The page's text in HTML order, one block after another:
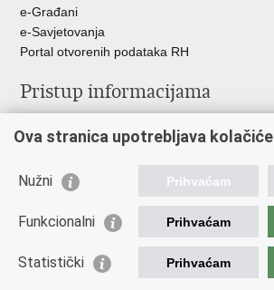
e-Građani
e-Savjetovanja
Portal otvorenih podataka RH
Pristup informacijama
Savjetovanje
Zapošljavanje
Odnosi s javnošću
Važne poveznice
Ova stranica upotrebljava kolačiće
Nužni Prihvaćam
Funkcionalni Prihvaćam
Statistički Prihvaćam